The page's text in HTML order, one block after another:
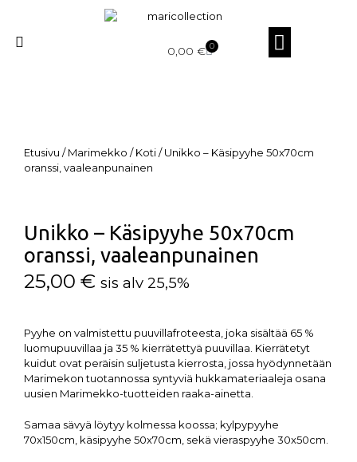
0,00 € 0
Etusivu /Marimekko /Koti/ Unikko – Käsipyyhe 50x70cm
oranssi, vaaleanpunainen
Unikko – Käsipyyhe 50x70cm
oranssi, vaaleanpunainen
25,00 € sis alv 25,5%
Pyyhe on valmistettu puuvillafroteesta, joka sisältää 65 %
luomupuuvillaa ja 35 % kierrätettyä puuvillaa. Kierrätetyt
kuidut ovat peräisin suljetusta kierrosta, jossa hyödynnetään
Marimekon tuotannossa syntyviä hukkamateriaaleja osana
uusien Marimekko-tuotteiden raaka-ainetta.
Samaa sävyä löytyy kolmessa koossa; kylpypyyhe
70x150cm, käsipyyhe 50x70cm, sekä vieraspyyhe 30x50cm.